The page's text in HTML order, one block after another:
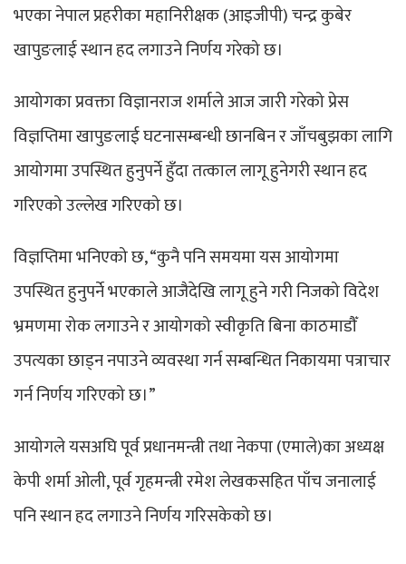
भएका नेपाल प्रहरीका महानिरीक्षक (आइजीपी) चन्द्र कुबेर
खापुङलाई स्थान हद लगाउने निर्णय गरेको छ।
आयोगका प्रवक्ता विज्ञानराज शर्माले आज जारी गरेको प्रेस
विज्ञप्तिमा खापुङलाई घटनासम्बन्धी छानबिन र जाँचबुझका लागि
आयोगमा उपस्थित हुनुपर्ने हुँदा तत्काल लागू हुनेगरी स्थान हद
गरिएको उल्लेख गरिएको छ।
विज्ञप्तिमा भनिएको छ, “कुनै पनि समयमा यस आयोगमा
उपस्थित हुनुपर्ने भएकाले आजैदेखि लागू हुने गरी निजको विदेश
भ्रमणमा रोक लगाउने र आयोगको स्वीकृति बिना काठमाडौँ
उपत्यका छाड्न नपाउने व्यवस्था गर्न सम्बन्धित निकायमा पत्राचार
गर्न निर्णय गरिएको छ।”
आयोगले यसअघि पूर्व प्रधानमन्त्री तथा नेकपा (एमाले)का अध्यक्ष
केपी शर्मा ओली, पूर्व गृहमन्त्री रमेश लेखकसहित पाँच जनालाई
पनि स्थान हद लगाउने निर्णय गरिसकेको छ।